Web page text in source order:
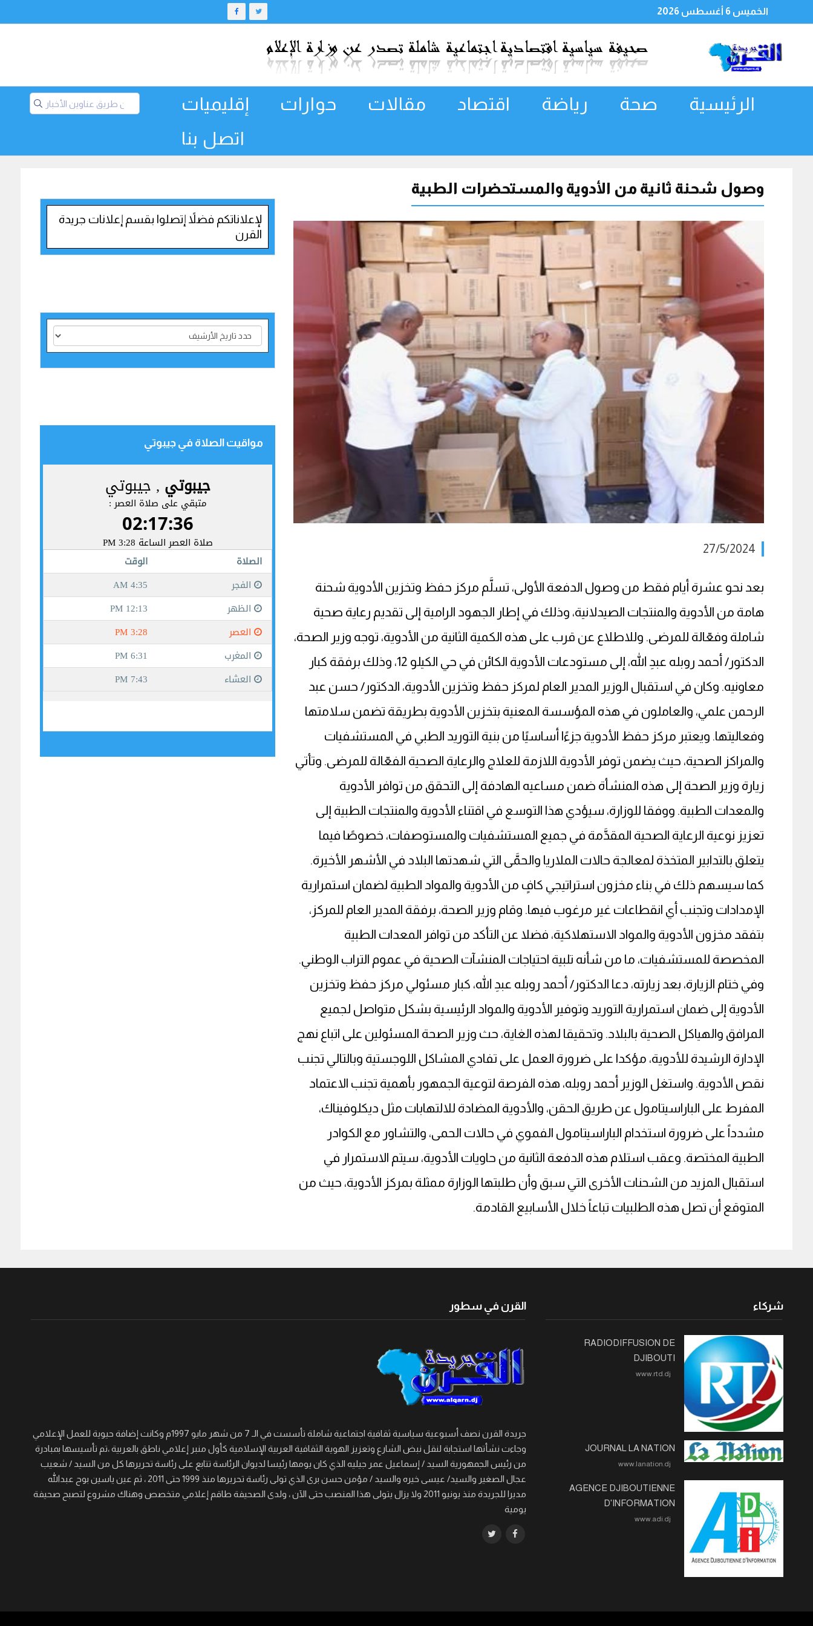
الخميس 6 أغسطس 2026
الرئيسية صحة رياضة اقتصاد مقالات حوارات
إقليميات
اتصل بنا
وصول شحنة ثانية من الأدوية والمستحضرات الطبية
27/5/2024
بعد نحو عشرة أيام فقط من وصول الدفعة الأولى، تسلَّم مركز حفظ وتخزين الأدوية شحنة
هامة من الأدوية والمنتجات الصيدلانية، وذلك في إطار الجهود الرامية إلى تقديم رعاية صحية
شاملة وفعّالة للمرضى. وللاطلاع عن قرب على هذه الكمية الثانية من الأدوية، توجه وزير الصحة،
الدكتور/ أحمد روبله عبدِ الله، إلى مستودعات الأدوية الكائن في حي الكيلو 12، وذلك برفقة كبار
معاونيه. وكان في استقبال الوزير المدير العام لمركز حفظ وتخزين الأدوية، الدكتور/ حسن عبد
الرحمن علمي، والعاملون في هذه المؤسسة المعنية بتخزين الأدوية بطريقة تضمن سلامتها
وفعاليتها. ويعتبر مركز حفظ الأدوية جزءًا أساسيًا من بنية التوريد الطبي في المستشفيات
والمراكز الصحية، حيث يضمن توفر الأدوية اللازمة للعلاج والرعاية الصحية الفعّالة للمرضى. وتأتي
زيارة وزير الصحة إلى هذه المنشأة ضمن مساعيه الهادفة إلى التحقق من توافر الأدوية
والمعدات الطبية. ووفقا للوزارة، سيؤدي هذا التوسع في اقتناء الأدوية والمنتجات الطبية إلى
تعزيز نوعية الرعاية الصحية المقدَّمة في جميع المستشفيات والمستوصفات، خصوصًا فيما
يتعلق بالتدابير المتخذة لمعالجة حالات الملاريا والحمَّى التي شهدتها البلاد في الأشهر الأخيرة.
كما سيسهم ذلك في بناء مخزون استراتيجي كافٍ من الأدوية والمواد الطبية لضمان استمرارية
الإمدادات وتجنب أي انقطاعات غير مرغوب فيها. وقام وزير الصحة، برفقة المدير العام للمركز،
بتفقد مخزون الأدوية والمواد الاستهلاكية، فضلا عن التأكد من توافر المعدات الطبية
المخصصة للمستشفيات، ما من شأنه تلبية احتياجات المنشآت الصحية في عموم التراب الوطني.
وفي ختام الزيارة، بعد زيارته، دعا الدكتور/ أحمد روبله عبدِ الله، كبار مسئولي مركز حفظ وتخزين
الأدوية إلى ضمان استمرارية التوريد وتوفير الأدوية والمواد الرئيسية بشكل متواصل لجميع
المرافق والهياكل الصحية بالبلاد. وتحقيقا لهذه الغاية، حث وزير الصحة المسئولين على اتباع نهج
الإدارة الرشيدة للأدوية، مؤكدا على ضرورة العمل على تفادي المشاكل اللوجستية وبالتالي تجنب
نقص الأدوية. واستغل الوزير أحمد روبله، هذه الفرصة لتوعية الجمهور بأهمية تجنب الاعتماد
المفرط على الباراسيتامول عن طريق الحقن، والأدوية المضادة للالتهابات مثل ديكلوفيناك،
مشدداً على ضرورة استخدام الباراسيتامول الفموي في حالات الحمى، والتشاور مع الكوادر
الطبية المختصة. وعقب استلام هذه الدفعة الثانية من حاويات الأدوية، سيتم الاستمرار في
استقبال المزيد من الشحنات الأخرى التي سبق وأن طلبتها الوزارة ممثلة بمركز الأدوية، حيث من
المتوقع أن تصل هذه الطلبيات تباعاً خلال الأسابيع القادمة.
لإعلاناتكم فضلاً إتصلوا بقسم إعلانات جريدة
القرن
مواقيت الصلاة في جيبوتي‎
القرن في سطور
جريدة القرن نصف أسبوعية سياسية ثقافية اجتماعية شاملة تأسست في الـ 7 من شهر مايو 1997م وكانت إضافة حيوية للعمل الإعلامي
وجاءت نشأتها استجابة لنقل نبض الشارع وتعزيز الهوية الثقافية العربية الإسلامية كأول منبر إعلامي ناطق بالعربية ،تم تأسيسها بمبادرة
من رئيس الجمهورية السيد / إسماعيل عمر جيليه الذي كان يومها رئيسا لديوان الرئاسة تتابع على رئاسة تحريرها كل من السيد / شعيب
عجال الصغير والسيد/ عيسى خيره والسيد / مؤمن حسن برى الذي تولى رئاسة تحريرها منذ 1999 حتى 2011 ، ثم عين ياسين بوح عبدالله
مديرا للجريدة منذ يونيو 2011 ولا يزال يتولى هذا المنصب حتى الآن ، ولدى الصحيفة طاقم إعلامي متخصص وهناك مشروع لتصبح صحيفة
يومية
شركاء
RADIODIFFUSION DE
DJIBOUTI
JOURNAL LA NATION
AGENCE DJIBOUTIENNE
D'INFORMATION